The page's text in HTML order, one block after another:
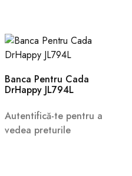
Banca Pentru Cada
DrHappy JL794L
Autentifică-te pentru a
vedea preturile